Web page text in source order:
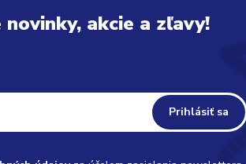
akcie a zľavy!
Prihlásiť sa